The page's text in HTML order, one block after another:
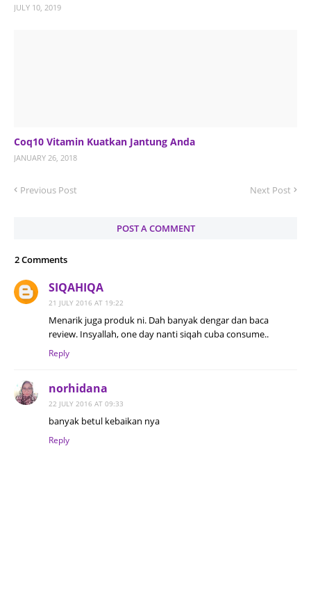
JULY 10, 2019
Coq10 Vitamin Kuatkan Jantung Anda
JANUARY 26, 2018
Previous Post Next Post
POST A COMMENT
2 Comments
SIQAHIQA
21 JULY 2016 AT 19:22
Menarik juga produk ni. Dah banyak dengar dan baca
review. Insyallah, one day nanti siqah cuba consume..
Reply
norhidana
22 JULY 2016 AT 09:33
banyak betul kebaikan nya
Reply